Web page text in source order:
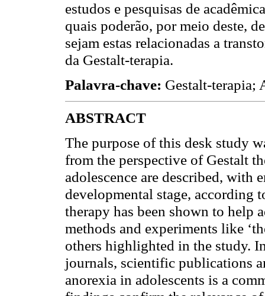
estudos e pesquisas de
quais poderão, por meio deste,
sejam estas relacionadas a
da Gestalt-terapia.
Palavra-chave: Gestalt-terapia;
ABSTRACT
The purpose of this desk study
from the perspective of Gestalt
adolescence are described, with
developmental stage, according
therapy has been shown to help
methods and experiments like
others highlighted in the study.
journals, scientific publications
anorexia in adolescents is a